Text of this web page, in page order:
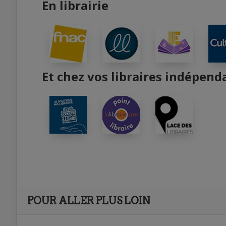
En librairie
Et chez vos libraires
POUR ALLER PLUS LOIN